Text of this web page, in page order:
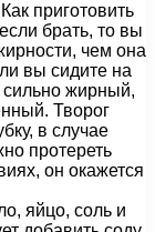
приготовить
брать, то вы
чем она
вы сидите на
сильно жирный,
Творог
в случае
протереть
он окажется
яйцо, соль и